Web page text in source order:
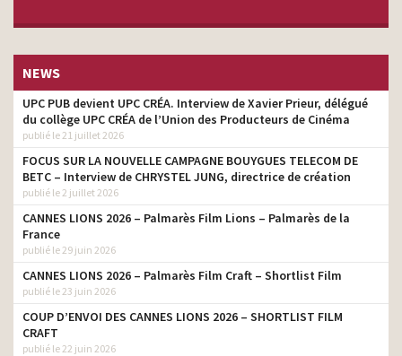
NEWS
UPC PUB devient UPC CRÉA. Interview de Xavier Prieur, délégué
du collège UPC CRÉA de l’Union des Producteurs de Cinéma
publié le 21 juillet 2026
FOCUS SUR LA NOUVELLE CAMPAGNE BOUYGUES TELECOM DE
BETC – Interview de CHRYSTEL JUNG, directrice de création
publié le 2 juillet 2026
CANNES LIONS 2026 – Palmarès Film Lions – Palmarès de la
France
publié le 29 juin 2026
CANNES LIONS 2026 – Palmarès Film Craft – Shortlist Film
publié le 23 juin 2026
COUP D’ENVOI DES CANNES LIONS 2026 – SHORTLIST FILM
CRAFT
publié le 22 juin 2026